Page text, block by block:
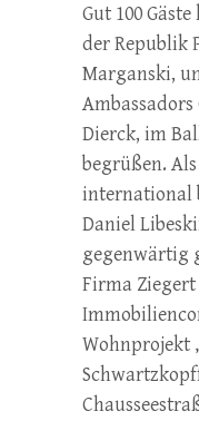
Gut 100
der Republik
Marganski,
Dierck, im
begrüßen.
international
Daniel
gegenwärtig
Firma
Wohnprojekt